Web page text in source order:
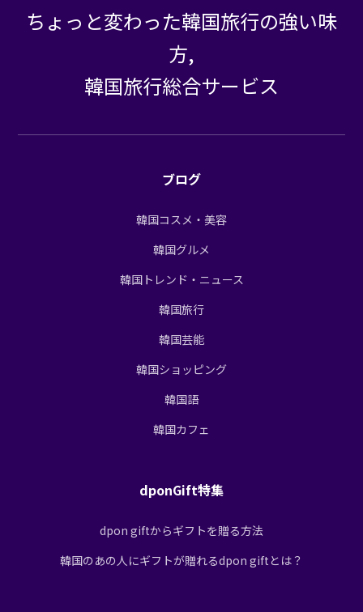
ちょっと変わった韓国旅行の強い味
方,
韓国旅行総合サービス
ブログ
韓国コスメ・美容
韓国グルメ
韓国トレンド・ニュース
韓国旅行
韓国芸能
韓国ショッピング
韓国語
韓国カフェ
dponGift特集
dpon giftからギフトを贈る方法
韓国のあの人にギフトが贈れるdpon giftとは？